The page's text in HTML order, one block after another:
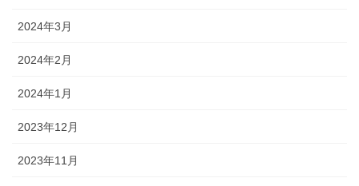
2024年3月
2024年2月
2024年1月
2023年12月
2023年11月